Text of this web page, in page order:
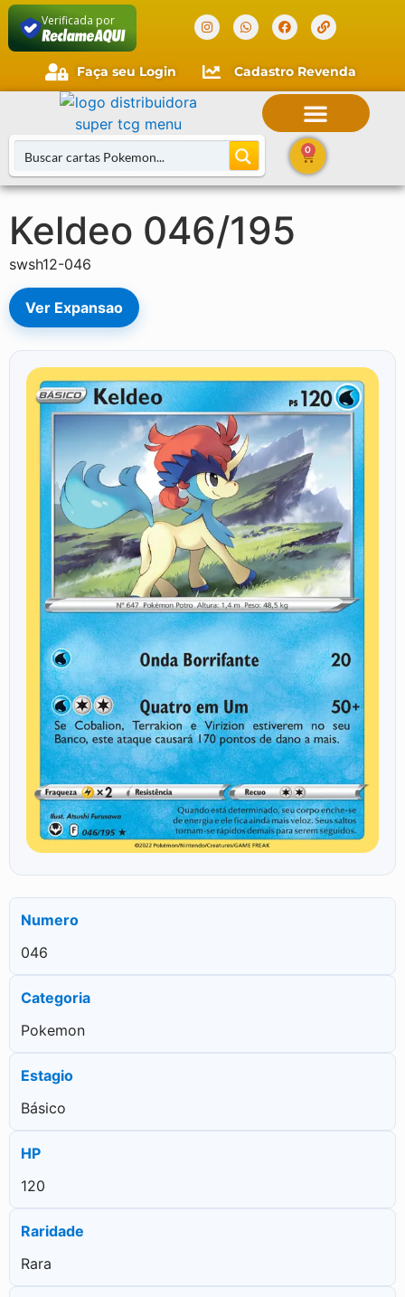
Verificada por
Faça seu Login Cadastro Revenda
0
Keldeo 046/195
swsh12-046
Ver Expansao
Numero
046
Categoria
Pokemon
Estagio
Básico
HP
120
Raridade
Rara
Faça seu login
Cliente novo?Comece aqui.